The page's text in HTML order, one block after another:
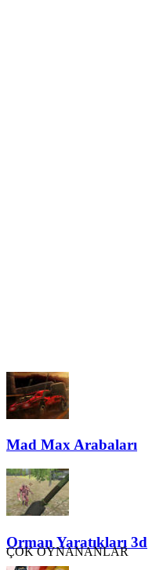
Mad Max Arabaları
Orman Yaratıkları 3d
ÇOK OYNANANLAR